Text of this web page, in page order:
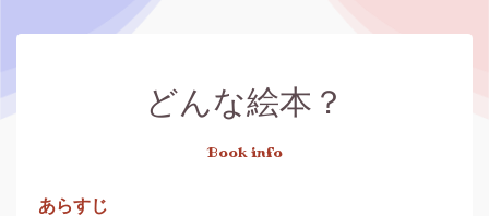
どんな絵本？
Book info
あらすじ